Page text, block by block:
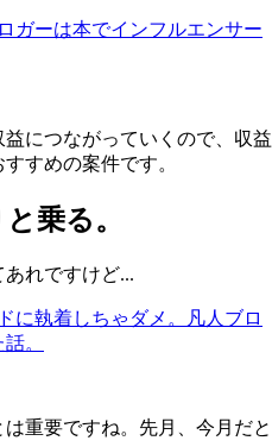
ガーは本でインフルエンサー
につながっていくので、収益
すめの案件です。
乗る。
れですけど...
に執着しちゃダメ。凡人ブロ
。
重要ですね。先月、今月だと